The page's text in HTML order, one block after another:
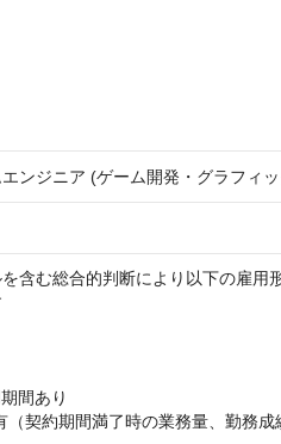
ンジニア (ゲーム開発・グラフィ
含む総合的判断により以下の雇用
間あり
（契約期間満了時の業務量、勤務